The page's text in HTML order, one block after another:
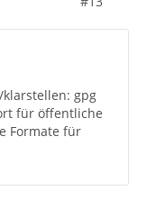
gpg
für öffentliche
Formate für